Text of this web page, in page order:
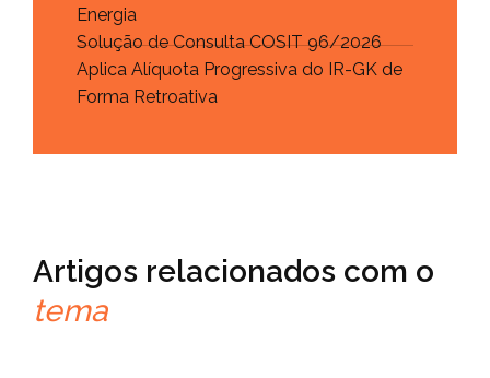
Energia
Solução de Consulta COSIT 96/2026
Aplica Alíquota Progressiva do IR-GK de
Forma Retroativa
Artigos relacionados com o
tema